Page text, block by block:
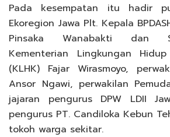
Pada kesempatan itu hadir
Ekoregion Jawa Plt. Kepala
Pinsaka Wanabakti dan
Kementerian Lingkungan
(KLHK) Fajar Wirasmoyo,
Ansor Ngawi, perwakilan
jajaran pengurus DPW LDII
pengurus PT. Candiloka Kebun
tokoh warga sekitar.